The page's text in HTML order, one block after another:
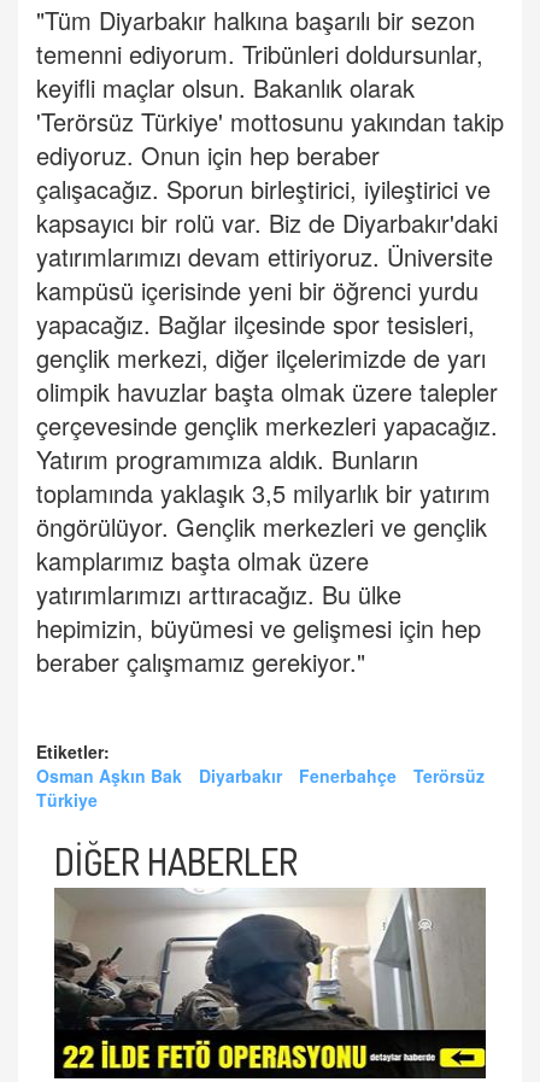
"Tüm Diyarbakır halkına başarılı bir sezon
temenni ediyorum. Tribünleri doldursunlar,
keyifli maçlar olsun. Bakanlık olarak
'Terörsüz Türkiye' mottosunu yakından takip
ediyoruz. Onun için hep beraber
çalışacağız. Sporun birleştirici, iyileştirici ve
kapsayıcı bir rolü var. Biz de Diyarbakır'daki
yatırımlarımızı devam ettiriyoruz. Üniversite
kampüsü içerisinde yeni bir öğrenci yurdu
yapacağız. Bağlar ilçesinde spor tesisleri,
gençlik merkezi, diğer ilçelerimizde de yarı
olimpik havuzlar başta olmak üzere talepler
çerçevesinde gençlik merkezleri yapacağız.
Yatırım programımıza aldık. Bunların
toplamında yaklaşık 3,5 milyarlık bir yatırım
öngörülüyor. Gençlik merkezleri ve gençlik
kamplarımız başta olmak üzere
yatırımlarımızı arttıracağız. Bu ülke
hepimizin, büyümesi ve gelişmesi için hep
beraber çalışmamız gerekiyor."
Etiketler:
Osman Aşkın Bak
Diyarbakır Fenerbahçe
Terörsüz
Türkiye
DİĞER HABERLER